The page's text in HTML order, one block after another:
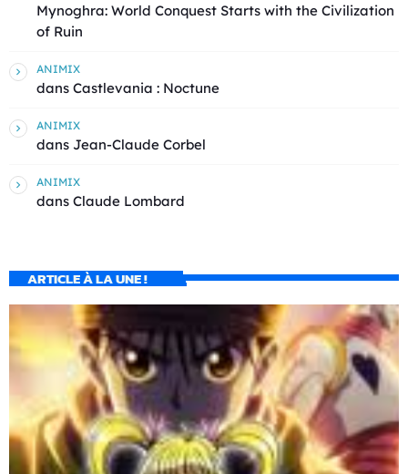
Mynoghra: World Conquest Starts with the Civilization
of Ruin
ANIMIX
dans Castlevania : Noctune
ANIMIX
dans Jean-Claude Corbel
ANIMIX
dans Claude Lombard
ARTICLE À LA UNE !